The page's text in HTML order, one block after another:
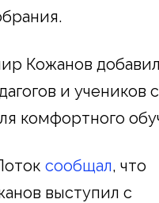
Кожанов
и учеников
комфортного
сообщал, что
выступил с